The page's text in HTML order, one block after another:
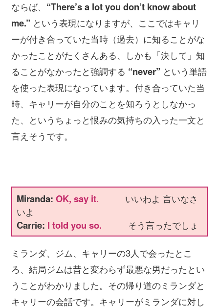
ならば、 “There’s a lot you don’t know about
me.” という表現になりますが、ここではキャリ
ーが付き合っていた当時（過去）に知ることがな
かったことがたくさんある、しかも「決して」知
ることがなかったと強調する “never” という単語
を使った表現になっています。付き合っていた当
時、キャリーが自分のことを知ろうとしなかっ
た、というちょっと恨みの気持ちの入った一文と
言えそうです。
Miranda: OK, say it.
いいわよ 言いなさ
いよ
Carrie: I told you so. そう言ったでしょ
ミランダ、ジム、キャリーの3人で会ったとこ
ろ、結局ジムは昔と変わらず最悪な男だったとい
うことがわかりました。その帰り道のミランダと
キャリーの会話です。キャリーがミランダに対し